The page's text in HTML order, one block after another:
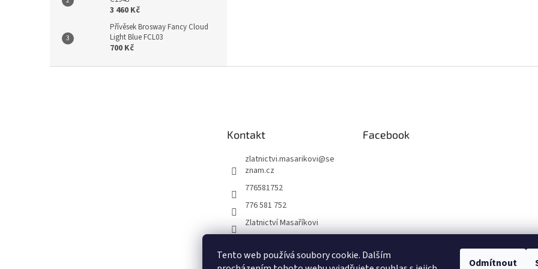
Tento web používá soubory cookie. Dalším
Odmítnout
3 460 Kč
Přívěsek Brosway Fancy Cloud
Light Blue FCL03
700 Kč
Kontakt
zlatnictvi.masarikovi@se
znam.cz
776581752
776 581 752
Zlatnictví Masaříkovi
Facebook
Formuláře